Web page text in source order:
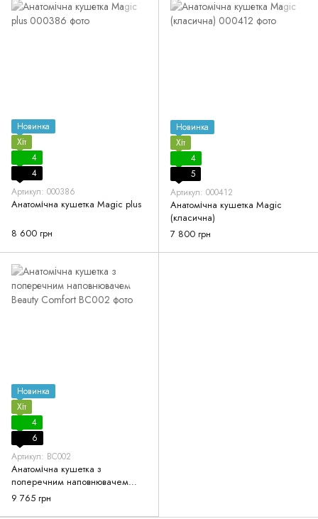
Новинка
Хіт
4
4
Артикул: 000386
Анатомічна кушетка Magic plus
8 600 грн
Новинка
Хіт
4
5
Артикул: 000412
Анатомічна кушетка Magic
(класична)
7 800 грн
Новинка
Хіт
4
6
Артикул: BC002
Анатомічна кушетка з
поперечним наповнювачем
Beauty Comfort
9 765 грн